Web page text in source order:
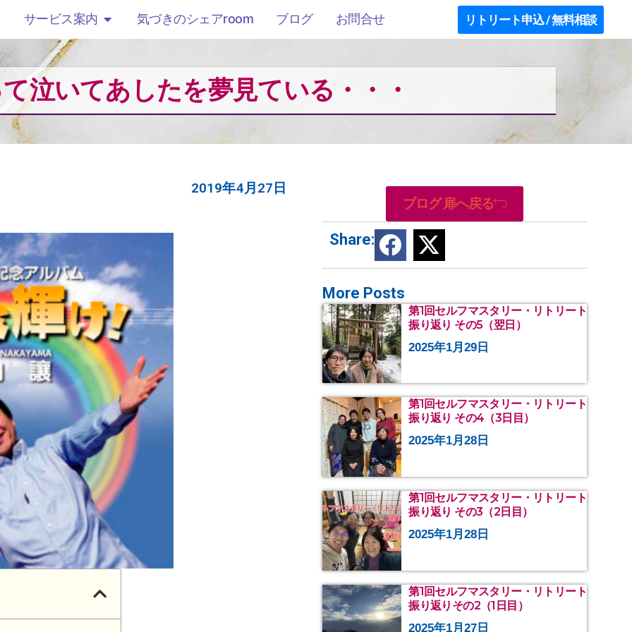
サービス案内 気づきのシェアroom ブログ お問合せ リトリート申込 / 無料相談
泣いてあしたを夢見ている・・・
2019年4月27日
ブログ 扉へ戻る
Share:
More Posts
第1回セルフマスタリー・リトリート
振り返り その5（翌日）
2025年1月29日
第1回セルフマスタリー・リトリート
振り返り その4（3日目）
2025年1月28日
第1回セルフマスタリー・リトリート
振り返り その3（2日目）
2025年1月28日
第1回セルフマスタリー・リトリート
振り返りその2（1日目）
2025年1月27日